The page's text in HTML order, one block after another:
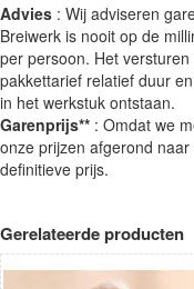
Advies : Wij adviseren
Breiwerk is nooit op de
per persoon. Het
pakkettarief relatief duur
in het werkstuk ontstaan.
Garenprijs** : Omdat we
onze prijzen afgerond
definitieve prijs.
Gerelateerde producten